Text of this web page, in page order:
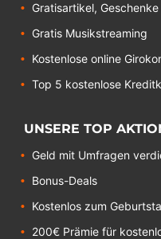
Gratisartikel,
Gratis Musikstreaming
Kostenlose online
Top 5 kostenlose
UNSERE TOP
Geld mit Umfragen
Bonus-Deals
Kostenlos zum
200€ Prämie für